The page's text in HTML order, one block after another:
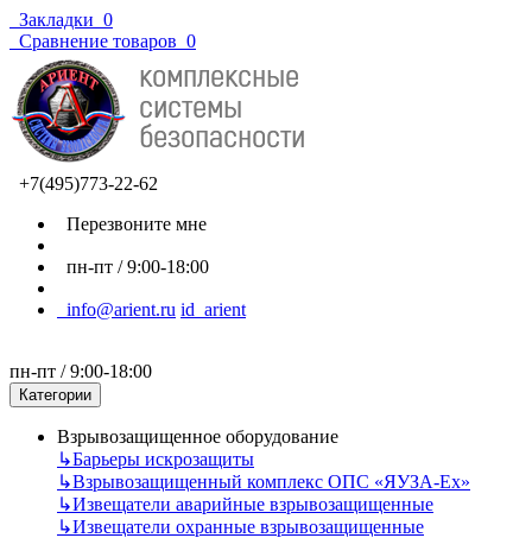
Закладки 0
Сравнение товаров 0
+7(495)773-22-62
Перезвоните мне
пн-пт / 9:00-18:00
info@arient.ru id_arient
пн-пт / 9:00-18:00
Категории
Взрывозащищенное оборудование
↳Барьеры искрозащиты
↳Взрывозащищенный комплекс ОПС «ЯУЗА-Ех»
↳Извещатели аварийные взрывозащищенные
↳Извещатели охранные взрывозащищенные